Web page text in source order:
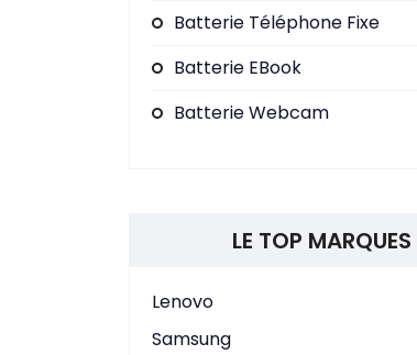
Batterie Téléphone Fixe
Batterie EBook
Batterie Webcam
LE TOP MARQUES
Lenovo
Samsung